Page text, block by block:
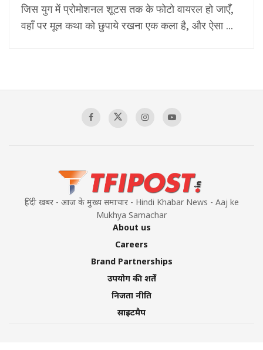
जिस युग में प्रोमोशनल शूटस तक के फोटो वायरल हो जाएँ,
वहाँ पर मूल कथा को छुपाये रखना एक कला है, और ऐसा ...
हिंदी खबर - आज के मुख्य समाचार - Hindi Khabar News - Aaj ke
Mukhya Samachar
About us
Careers
Brand Partnerships
उपयोग की शर्तें
निजता नीति
साइटमैप